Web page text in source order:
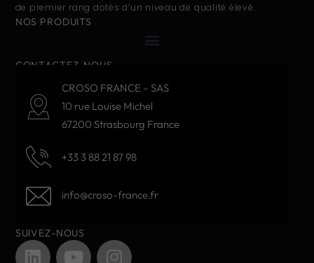
de premier rang dotés d’un niveau de qualité élevé.
NOS PRODUITS
CONTACTEZ-NOUS
CROSO FRANCE – SAS
10 rue Louise Michel
67200 Strasbourg France
+33 3 88 21 87 98
info@croso-france.fr
SUIVEZ-NOUS